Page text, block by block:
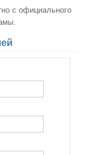
с официального